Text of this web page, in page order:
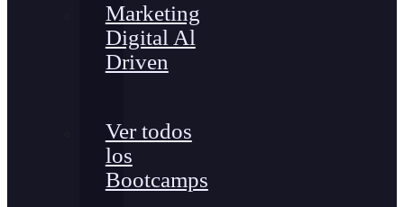
Marketing
Digital Al
Driven
Ver todos
los
Bootcamps